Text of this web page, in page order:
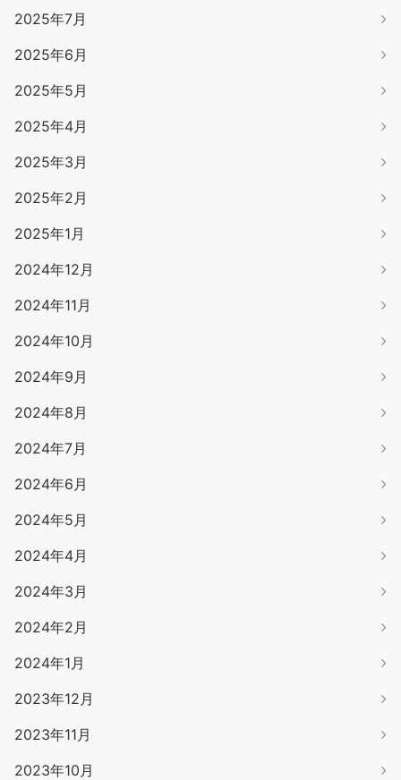
2025年7月
2025年6月
2025年5月
2025年4月
2025年3月
2025年2月
2025年1月
2024年12月
2024年11月
2024年10月
2024年9月
2024年8月
2024年7月
2024年6月
2024年5月
2024年4月
2024年3月
2024年2月
2024年1月
2023年12月
2023年11月
2023年10月